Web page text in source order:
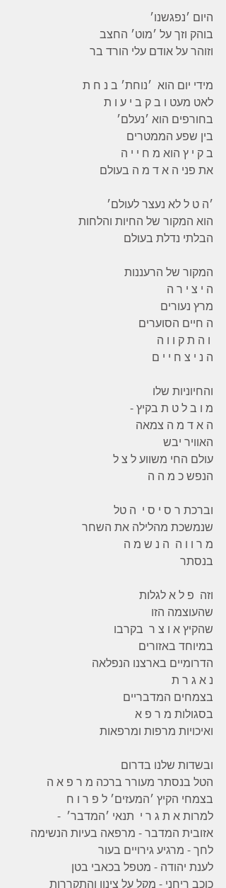
היום ׳נפגשנו׳
בוהק וזך על ׳מוט׳ החצב
וזוהר על אודם עלי הורד בר
מידי יום הוא  ׳נוחת׳ ב נ ח ת
לאט מעט ו ב ק ב י ע ו ת
בחורפים הוא ׳נעלם׳
בין שפע הממטרים
ב ק י ץ הוא מ ח י י ה
את פני ה א ד מ ה בעולם
׳ה ט ל לא נעצר לעולם׳
הוא המקור של החיות והלחות
הבלתי נדלת בעולם
המקור של הרעננות
ה י צ י ר ה
מרץ נעורים
ה חיים הסוערים
ה נ י צ ח י י ם
והחיוניות שלו
מ ו ב ל ט ת בקיץ -
ה א ד מ ה צמאה
האוויר יבש
עולם החי משווע ל צ ל
הנפש כ מ ה ה
וברכת ר ס י ס י  ה טל
שנמשכת מהלילה את השחר
מ ר ו ו ה  ה נ ש מ ה
בנסתר
וזה  פ ל א לגלות
שהעוצמה הזו
שהקיץ א ו צ ר  בקרבו
במיוחד באזורים
הדרומיים בארצנו הנפלאה
נ א ג ר ת
בצמחים המדבריים
בסגולות מ ר פ א
ואיכויות מרפות ומרפאות
ובשדות שלנו בדרום
הטל בנסתר מעורר ברכה מ ר פ א ה
בצמחי הקיץ ׳המעזים׳ ל פ ר ו ח
למרות א ת ג ר י  תנאי ׳המדבר׳  -
אזובית המדבר - מרפאה בעיות הנשימה
לחך - מרגיע גירויים בעור
לענת יהודה - מטפל בכאבי בטן
כוכב ריחני - מקל על צינון והתקררות